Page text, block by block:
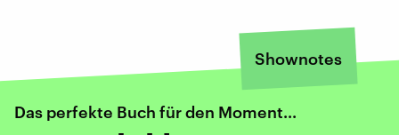
Shownotes
Das perfekte Buch für den Moment...